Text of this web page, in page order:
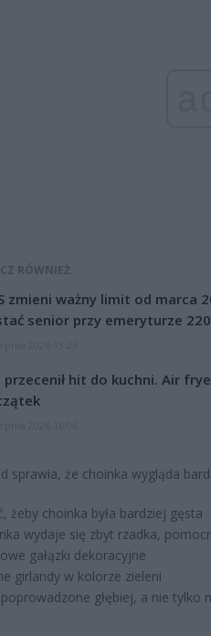
RÓWNIEŻ:
zmieni ważny limit od marca
senior przy emeryturze
przecenił hit do kuchni. Air
sprawia, że choinka wygląda
żeby choinka była bardziej gęsta
wydaje się zbyt rzadka,
gałązki dekoracyjne
girlandy w kolorze zieleni
głębiej, a nie tylko